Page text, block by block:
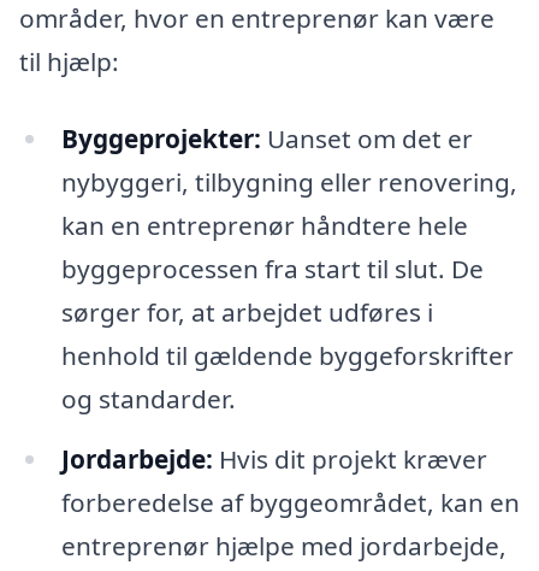
områder, hvor en entreprenør kan være
til hjælp:
Byggeprojekter: Uanset om det er
nybyggeri, tilbygning eller renovering,
kan en entreprenør håndtere hele
byggeprocessen fra start til slut. De
sørger for, at arbejdet udføres i
henhold til gældende byggeforskrifter
og standarder.
Jordarbejde: Hvis dit projekt kræver
forberedelse af byggeområdet, kan en
entreprenør hjælpe med jordarbejde,